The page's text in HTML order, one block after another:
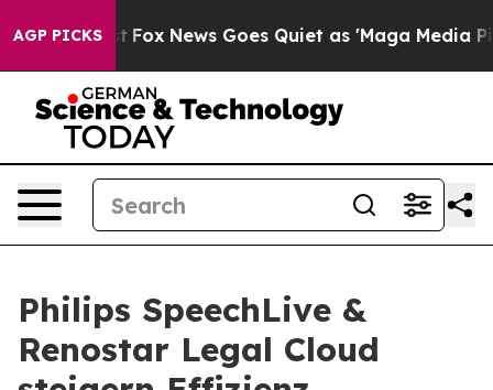
AGP PICKS
Exist Fox News Goes Quiet as 'Maga Media
Philips SpeechLive &
Renostar Legal Cloud